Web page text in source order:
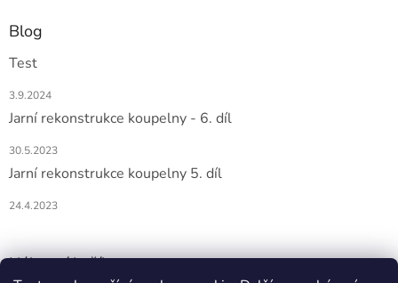
Blog
Test
3.9.2024
Jarní rekonstrukce koupelny - 6. díl
30.5.2023
Jarní rekonstrukce koupelny 5. díl
24.4.2023
Nákupní košík